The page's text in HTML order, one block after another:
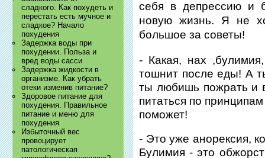
сладкого. Как похудеть и
перестать есть мучное и
сладкое? Начало
похудения
Задержка воды при
похудении. Польза и
вред воды сасси
Задержка жидкости в
организме. Как убрать
отеки изменив питание?
Здоровое питание для
похудения. Правильное
питание и меню для
похудения
Избыточный вес
провоцирует
патологическая
себя в депрессию и
новую жизнь. Я не
большое за советы!
- Какая, нах
тошнит после еды! А
ты любишь пожрать и
питаться по
поможет!
- Это уже анорексия,
Булимия - это